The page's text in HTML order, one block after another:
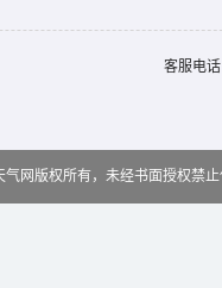
客服电
气网版权所有，未经书面授权